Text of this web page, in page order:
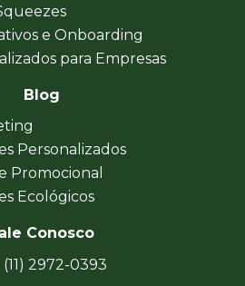
e Onboarding
para Empresas
Blog
Personalizados
Promocional
Ecológicos
Conosco
(11) 2972-0393